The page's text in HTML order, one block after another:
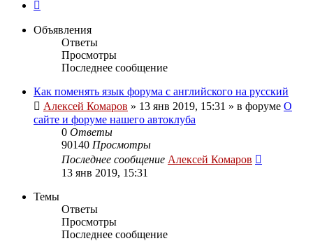
Объявления
Ответы
Просмотры
Последнее сообщение
Как поменять язык форума с английского на русский
Алексей Комаров » 13 янв 2019, 15:31 » в форуме О
сайте и форуме нашего автоклуба
0 Ответы
90140 Просмотры
Последнее сообщение Алексей Комаров
13 янв 2019, 15:31
Темы
Ответы
Просмотры
Последнее сообщение